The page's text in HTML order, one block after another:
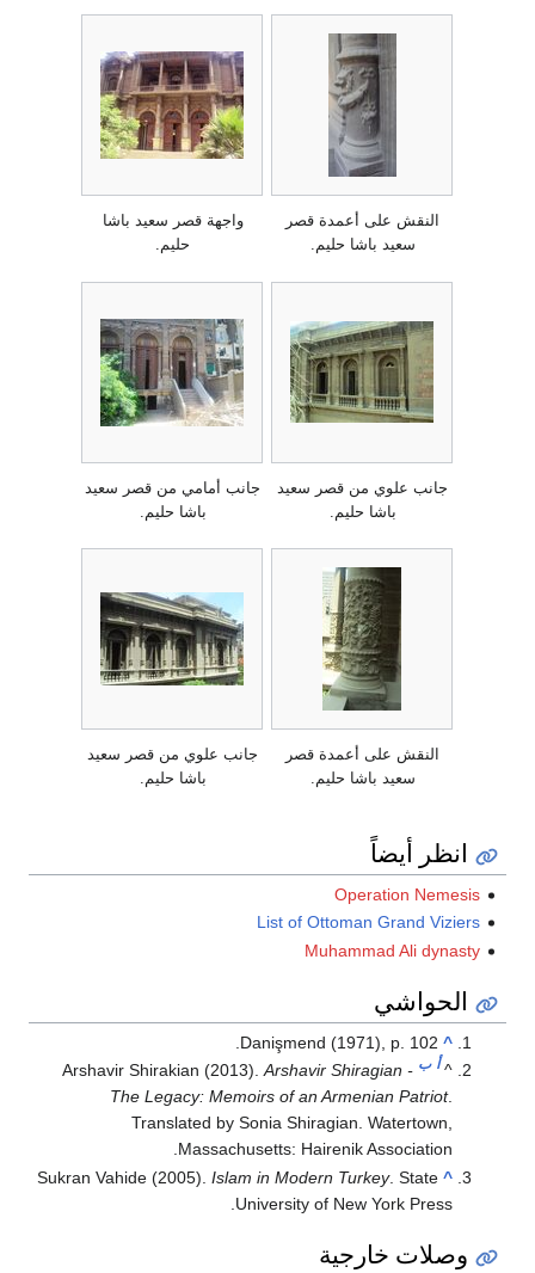
النقش على أعمدة قصر
سعيد باشا حليم.
واجهة قصر سعيد باشا
حليم.
جانب علوي من قصر سعيد
باشا حليم.
جانب أمامي من قصر سعيد
باشا حليم.
النقش على أعمدة قصر
سعيد باشا حليم.
جانب علوي من قصر سعيد
باشا حليم.
انظر أيضاً
Operation Nemesis
List of Ottoman Grand Viziers
Muhammad Ali dynasty
الحواشي
^
Danişmend (1971), p. 102.
^أ ب Arshavir Shirakian (2013).Arshavir Shiragian -
The Legacy: Memoirs of an Armenian Patriot.
Translated by Sonia Shiragian. Watertown,
Massachusetts: Hairenik Association.
^
Sukran Vahide (2005).Islam in Modern Turkey. State
University of New York Press.
وصلات خارجية